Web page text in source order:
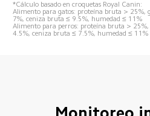
*Cálculo basado en croquetas Royal Canin:
Alimento para gatos: proteína bruta > 25%,
7%, ceniza bruta ≤ 9.5%, humedad ≤ 11%
Alimento para perros: proteína bruta >
4.5%, ceniza bruta ≤ 7.5%, humedad ≤ 11%
Monitoreo